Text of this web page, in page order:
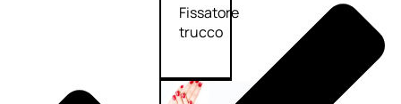
Fissatore
trucco